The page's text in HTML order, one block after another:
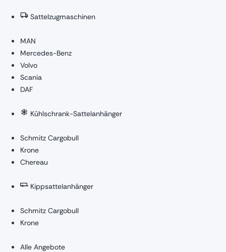
Sattelzugmaschinen
MAN
Mercedes-Benz
Volvo
Scania
DAF
Kühlschrank-Sattelanhänger
Schmitz Cargobull
Krone
Chereau
Kippsattelanhänger
Schmitz Cargobull
Krone
Alle Angebote